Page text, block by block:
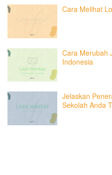
Cara Melihat
Cara Merubah
Indonesia
Jelaskan
Sekolah Anda